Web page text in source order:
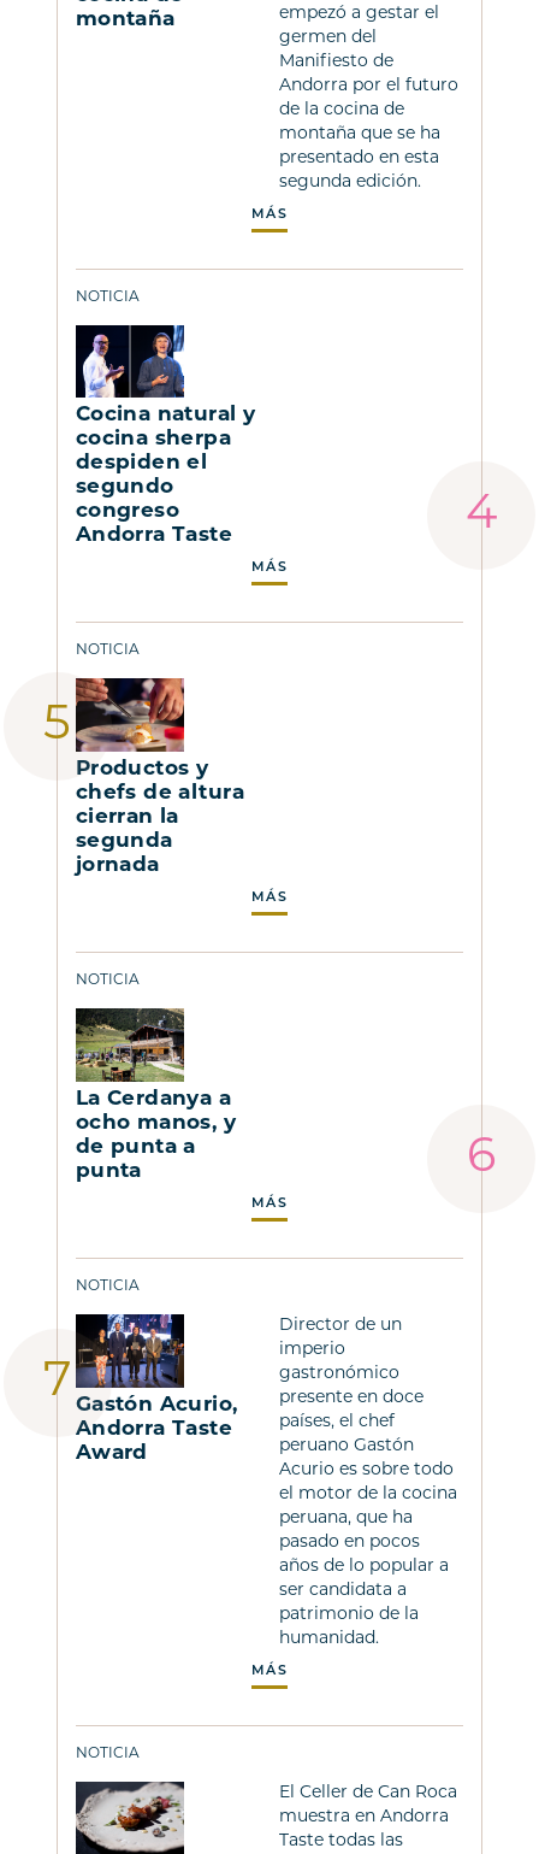
montaña
empezó a gestar el
germen del
Manifiesto de
Andorra por el futuro
de la cocina de
montaña que se ha
presentado en esta
segunda edición.
MÁS
NOTICIA
Cocina natural y
cocina sherpa
despiden el
segundo
congreso
Andorra Taste
MÁS
NOTICIA
Productos y
chefs de altura
cierran la
segunda
jornada
MÁS
NOTICIA
La Cerdanya a
ocho manos, y
de punta a
punta
MÁS
NOTICIA
Gastón Acurio,
Andorra Taste
Award
Director de un
imperio
gastronómico
presente en doce
países, el chef
peruano Gastón
Acurio es sobre todo
el motor de la cocina
peruana, que ha
pasado en pocos
años de lo popular a
ser candidata a
patrimonio de la
humanidad.
MÁS
NOTICIA
El Celler de Can Roca
muestra en Andorra
Taste todas las